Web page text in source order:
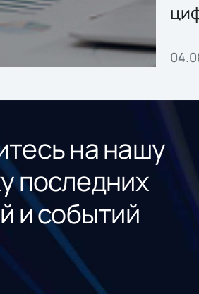
на нашу
последних
и событий